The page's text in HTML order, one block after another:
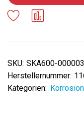
SKU: SKA600-
Herstellernummer:
Kategorien: